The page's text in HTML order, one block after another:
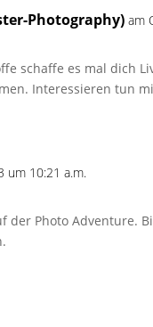
Photography) am
schaffe es mal dich
Interessieren tun
um 10:21 a.m.
der Photo Adventure.